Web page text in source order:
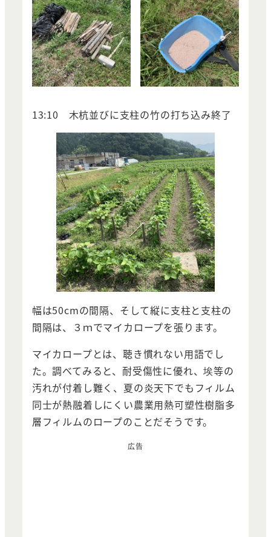
13:10 木杭並びに支柱の竹の打ち込み終了
幅は50cmの間隔、そして縦に支柱と支柱の
間隔は、３ｍでマイカロープを張ります。
マイカロープとは、聴き慣れない用語でし
た。調べてみると、耐受傷性に優れ、埃等の
汚れが付着し難く、夏の炎天下でもフィルム
同士が熱融着しにくい農業用熱可塑性樹脂多
層フィルムのロープのことだそうです。
広告